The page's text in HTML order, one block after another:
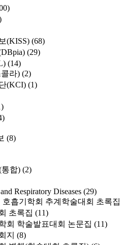
(KISS) (68)
(29)
(14)
라) (2)
(KCI) (1)
(8)
합) (2)
Respiratory Diseases (29)
호흡기학회 추계학술대회 초록집
초록집 (11)
회 학술발표대회 논문집 (11)
지 (8)